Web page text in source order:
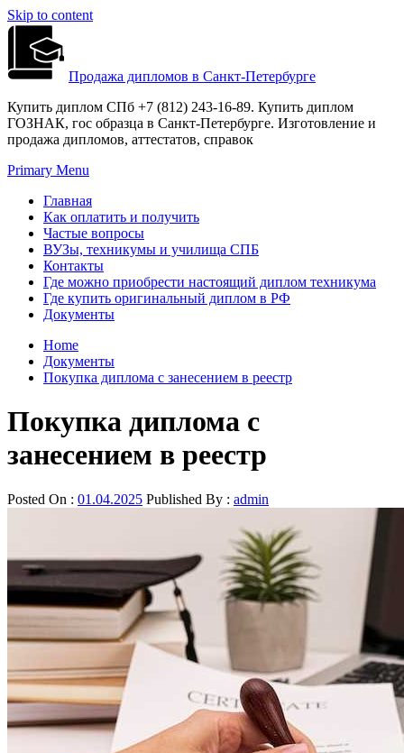
Skip to content
Продажа дипломов в Санкт-Петербурге
Купить диплом СПб +7 (812) 243-16-89. Купить диплом
ГОЗНАК, гос образца в Санкт-Петербурге. Изготовление и
продажа дипломов, аттестатов, справок
Primary Menu
Главная
Как оплатить и получить
Частые вопросы
ВУЗы, техникумы и училища СПБ
Контакты
Где можно приобрести настоящий диплом техникума
Где купить оригинальный диплом в РФ
Документы
Home
Документы
Покупка диплома с занесением в реестр
Покупка диплома с
занесением в реестр
Posted On : 01.04.2025 Published By : admin